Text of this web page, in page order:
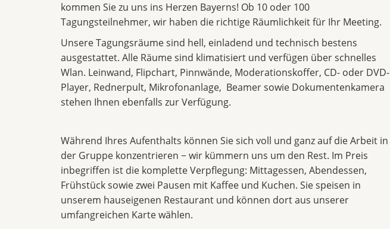
kommen Sie zu uns ins Herzen Bayerns! Ob 10 oder 100
Tagungsteilnehmer, wir haben die richtige Räumlichkeit für Ihr Meeting.
Unsere Tagungsräume sind hell, einladend und technisch bestens
ausgestattet. Alle Räume sind klimatisiert und verfügen über schnelles
Wlan. Leinwand, Flipchart, Pinnwände, Moderationskoffer, CD- oder DVD-
Player, Rednerpult, Mikrofonanlage, Beamer sowie Dokumentenkamera
stehen Ihnen ebenfalls zur Verfügung.
Während Ihres Aufenthalts können Sie sich voll und ganz auf die Arbeit in
der Gruppe konzentrieren − wir kümmern uns um den Rest. Im Preis
inbegriffen ist die komplette Verpflegung: Mittagessen, Abendessen,
Frühstück sowie zwei Pausen mit Kaffee und Kuchen. Sie speisen in
unserem hauseigenen Restaurant und können dort aus unserer
umfangreichen Karte wählen.